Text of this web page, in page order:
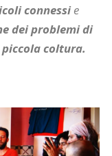
connessie
dei problemi di
coltura.